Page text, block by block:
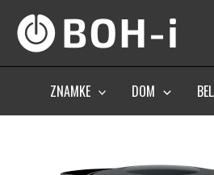
content
ZNAMKE DOM